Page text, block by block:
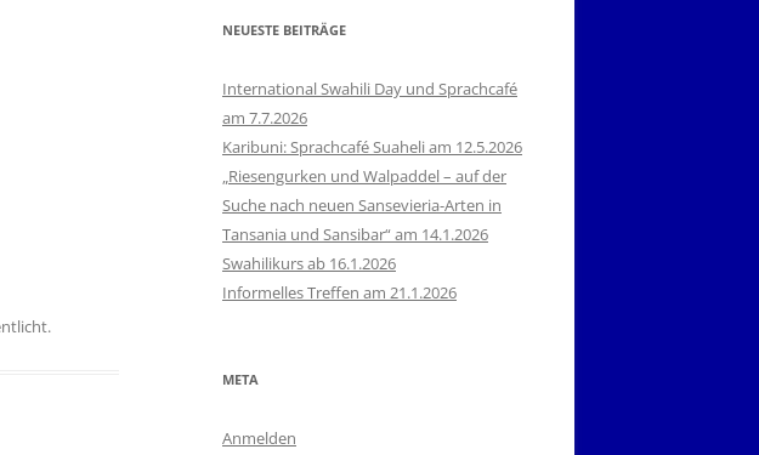
NEUESTE BEITRÄGE
International Swahili Day und Sprachcafé
am 7.7.2026
Karibuni: Sprachcafé Suaheli am 12.5.2026
„Riesengurken und Walpaddel – auf der
Suche nach neuen Sansevieria-Arten in
Tansania und Sansibar“ am 14.1.2026
Swahilikurs ab 16.1.2026
Informelles Treffen am 21.1.2026
META
Anmelden